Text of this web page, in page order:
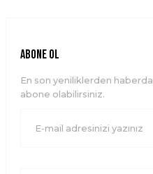
Ürün resmi kalitesiz, bozuk
Ürün bilgilerinde hatalar
Bu ürüne benzer farklı
ABONE OL
En son yeniliklerden
abone olabilirsiniz.